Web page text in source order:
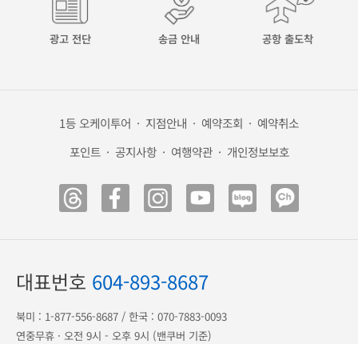
광고 전단 송금 안내 공항 출도착
1등 오케이투어 · 지점안내 · 예약조회 · 예약취소
포인트 · 공지사항 · 여행약관 · 개인정보보호
대표번호 604-893-8687
북미 : 1-877-556-8687 / 한국 : 070-7883-0093
연중무휴 · 오전 9시 - 오후 9시 (밴쿠버 기준)